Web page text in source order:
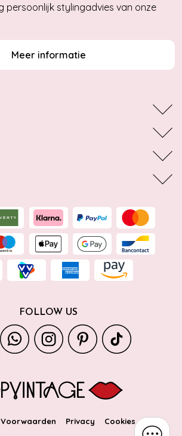
persoonlijk stylingadvies van onze
Meer informatie
FOLLOW US
Privacy Cookies